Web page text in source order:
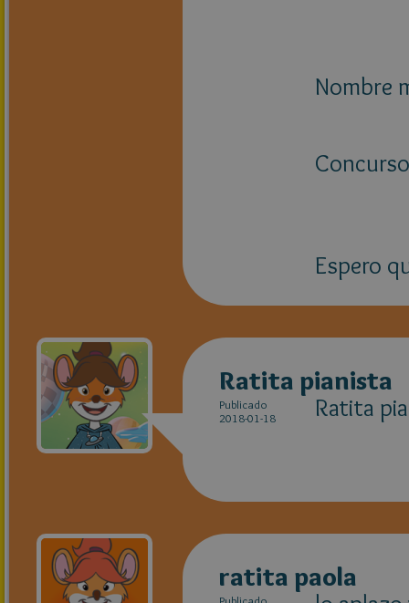
Nombre
Espero
Ratita pianista
Publicado
2018-01-18
Ratita
ratita paola